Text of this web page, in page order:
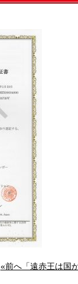
«前へ「遠赤王は国